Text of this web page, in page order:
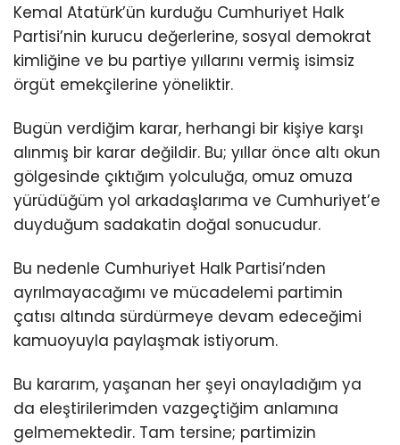
Kemal Atatürk’ün kurduğu Cumhuriyet Halk
Partisi’nin kurucu değerlerine, sosyal demokrat
kimliğine ve bu partiye yıllarını vermiş isimsiz
örgüt emekçilerine yöneliktir.
Bugün verdiğim karar, herhangi bir kişiye karşı
alınmış bir karar değildir. Bu; yıllar önce altı okun
gölgesinde çıktığım yolculuğa, omuz omuza
yürüdüğüm yol arkadaşlarıma ve Cumhuriyet’e
duyduğum sadakatin doğal sonucudur.
Bu nedenle Cumhuriyet Halk Partisi’nden
ayrılmayacağımı ve mücadelemi partimin
çatısı altında sürdürmeye devam edeceğimi
kamuoyuyla paylaşmak istiyorum.
Bu kararım, yaşanan her şeyi onayladığım ya
da eleştirilerimden vazgeçtiğim anlamına
gelmemektedir. Tam tersine; partimizin